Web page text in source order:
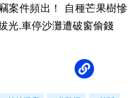
案件頻出！ 自種芒果樹慘
光.車停沙灘遭破窗偷錢